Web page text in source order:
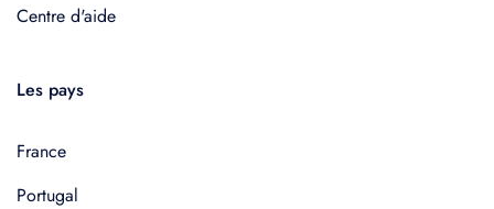
Centre d'aide
Les pays
France
Portugal